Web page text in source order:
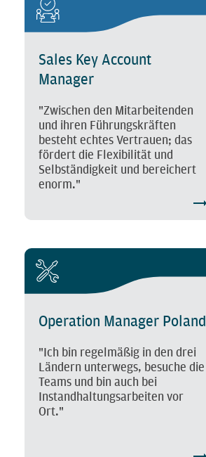
Sales Key Account
Manager
"Zwischen den Mitarbeitenden
und ihren Führungskräften
besteht echtes Vertrauen; das
fördert die Flexibilität und
Selbständigkeit und bereichert
enorm."
Operation Manager Poland
"Ich bin regelmäßig in den drei
Ländern unterwegs, besuche die
Teams und bin auch bei
Instandhaltungsarbeiten vor
Ort."